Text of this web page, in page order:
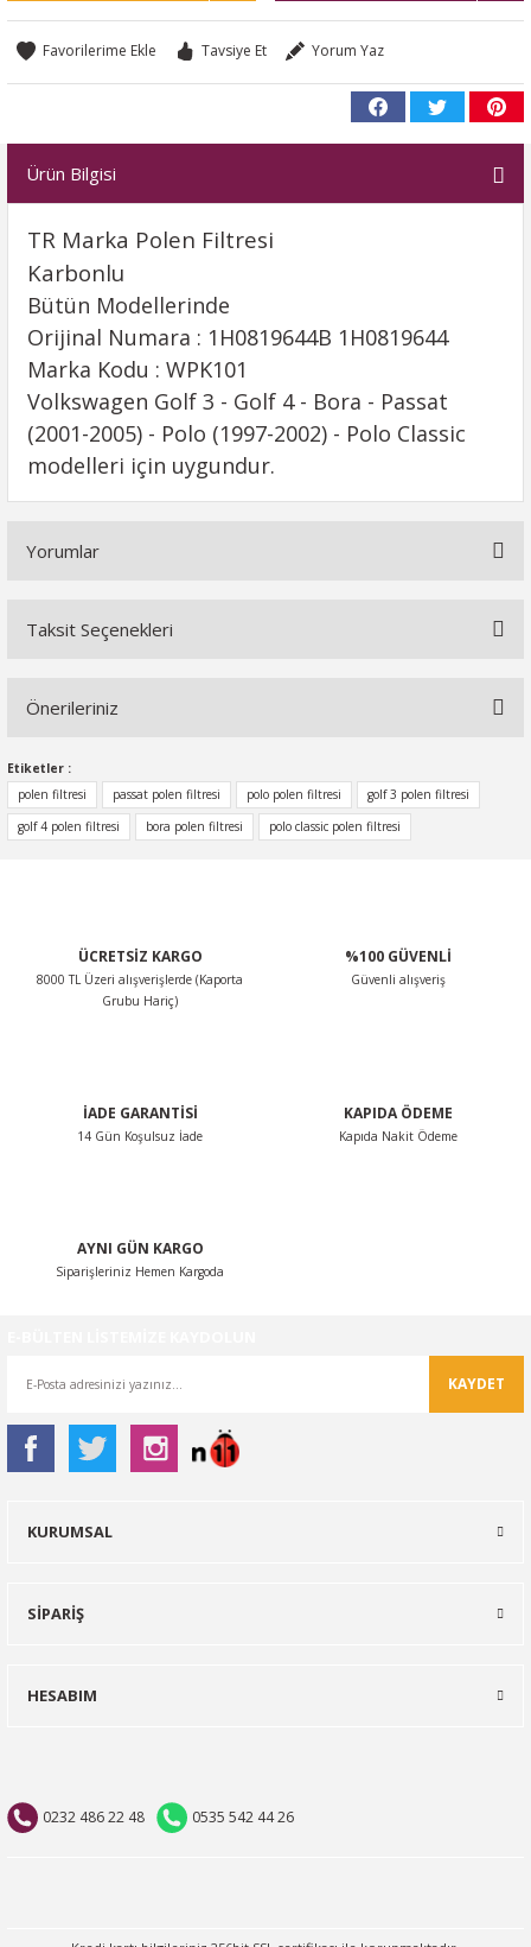
Tavsiye Et Yorum Yaz
Ürün Bilgisi
TR Marka Polen Filtresi
Karbonlu
Bütün Modellerinde
Orijinal Numara : 1H0819644B 1H0819644
Marka Kodu : WPK101
Volkswagen Golf 3 - Golf 4 - Bora - Passat
(2001-2005) - Polo (1997-2002) - Polo Classic
modelleri için uygundur.
Yorumlar
Taksit Seçenekleri
Önerileriniz
Bu ürünün fiyat bilgisi, resim, ürün açıklamalarında ve diğer
konularda yetersiz gördüğünüz noktaları öneri formunu
kullanarak tarafımıza iletebilirsiniz.
Görüş ve önerileriniz için teşekkür ederiz.
Ürün bilgilerinde hatalar bulunuyor.
Ürün fiyatı diğer sitelerden daha pahalı.
Etiketler :
polen filtresi
passat polen filtresi polo polen filtresi
golf 3 polen filtresi
golf 4 polen filtresi
bora polen filtresi polo classic polen filtresi
ÜCRETSİZ KARGO
8000 TL Üzeri alışverişlerde (Kaporta
Grubu Hariç)
%100 GÜVENLİ
Güvenli alışveriş
İADE GARANTİSİ
14 Gün Koşulsuz İade
KAPIDA ÖDEME
Kapıda Nakit Ödeme
AYNI GÜN KARGO
Siparişleriniz Hemen Kargoda
KAYDET
0232 486 22 48 0535 542 44 26
KURUMSAL
SİPARİŞ
HESABIM